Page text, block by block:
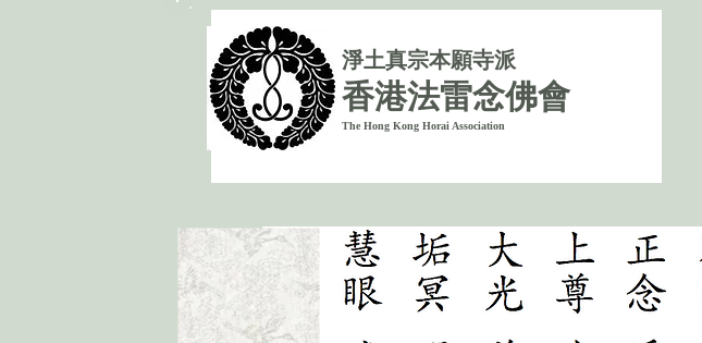
淨土真宗本願寺派
香港法雷念佛會
The Hong Kong Horai Association